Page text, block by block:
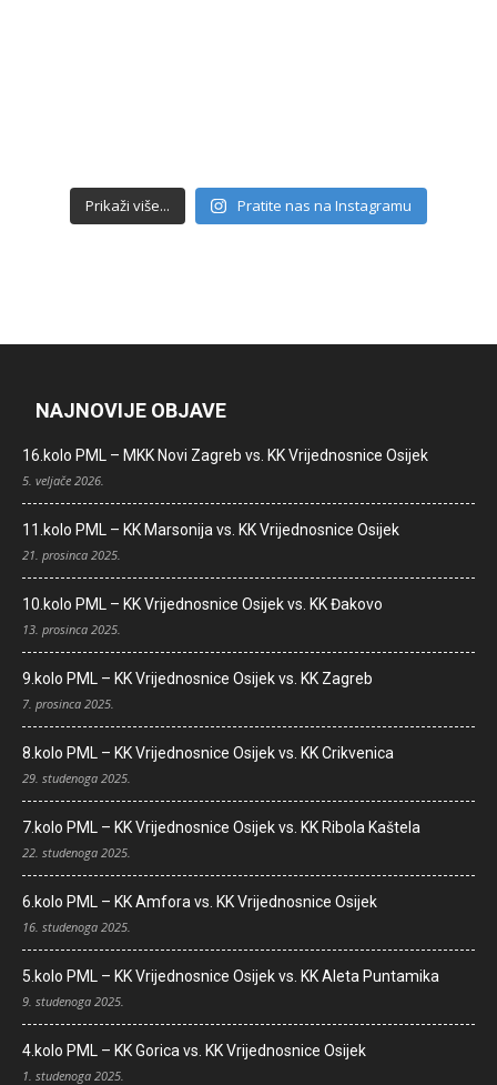
Prikaži više... Pratite nas na Instagramu
NAJNOVIJE OBJAVE
16.kolo PML – MKK Novi Zagreb vs. KK Vrijednosnice Osijek
5. veljače 2026.
11.kolo PML – KK Marsonija vs. KK Vrijednosnice Osijek
21. prosinca 2025.
10.kolo PML – KK Vrijednosnice Osijek vs. KK Đakovo
13. prosinca 2025.
9.kolo PML – KK Vrijednosnice Osijek vs. KK Zagreb
7. prosinca 2025.
8.kolo PML – KK Vrijednosnice Osijek vs. KK Crikvenica
29. studenoga 2025.
7.kolo PML – KK Vrijednosnice Osijek vs. KK Ribola Kaštela
22. studenoga 2025.
6.kolo PML – KK Amfora vs. KK Vrijednosnice Osijek
16. studenoga 2025.
5.kolo PML – KK Vrijednosnice Osijek vs. KK Aleta Puntamika
9. studenoga 2025.
4.kolo PML – KK Gorica vs. KK Vrijednosnice Osijek
1. studenoga 2025.